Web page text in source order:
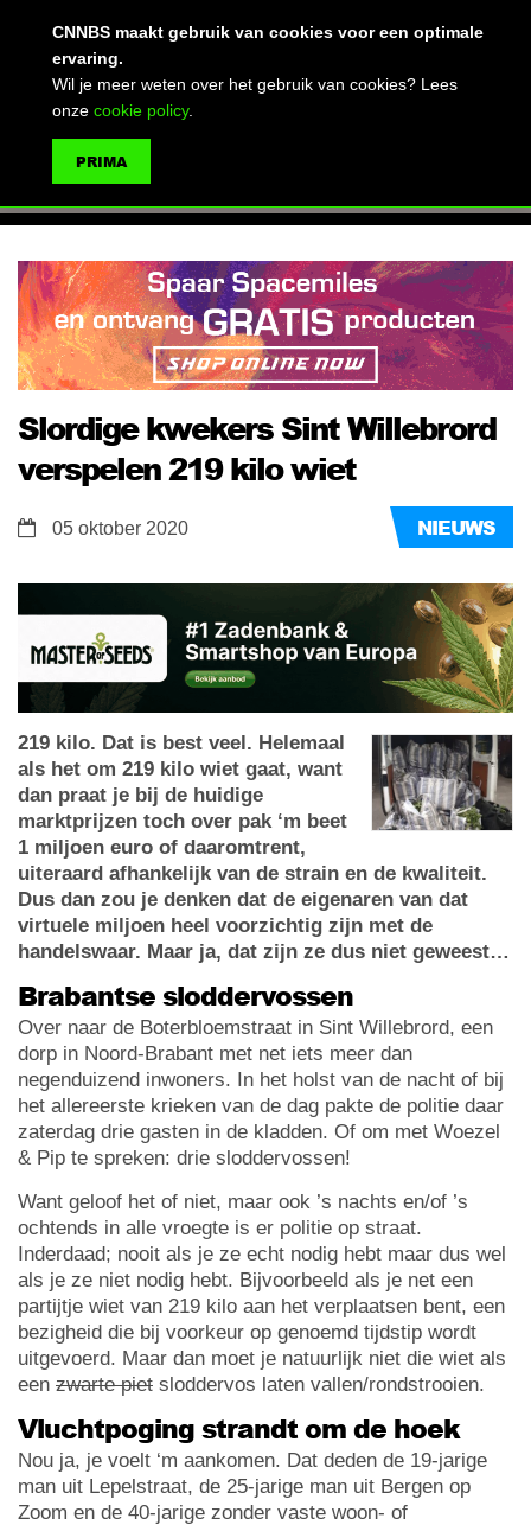
Slordige kwekers Sint Willebrord
verspelen 219 kilo wiet
NIEUWS
05 oktober 2020
219 kilo. Dat is best veel. Helemaal
als het om 219 kilo wiet gaat, want
dan praat je bij de huidige
marktprijzen toch over pak ‘m beet
1 miljoen euro of daaromtrent,
uiteraard afhankelijk van de strain en de kwaliteit.
Dus dan zou je denken dat de eigenaren van dat
virtuele miljoen heel voorzichtig zijn met de
handelswaar. Maar ja, dat zijn ze dus niet geweest…
Brabantse sloddervossen
Over naar de Boterbloemstraat in Sint Willebrord, een
dorp in Noord-Brabant met net iets meer dan
negenduizend inwoners. In het holst van de nacht of bij
het allereerste krieken van de dag pakte de politie daar
zaterdag drie gasten in de kladden. Of om met Woezel
& Pip te spreken: drie sloddervossen!
Want geloof het of niet, maar ook ’s nachts en/of ’s
ochtends in alle vroegte is er politie op straat.
Inderdaad; nooit als je ze echt nodig hebt maar dus wel
als je ze niet nodig hebt. Bijvoorbeeld als je net een
partijtje wiet van 219 kilo aan het verplaatsen bent, een
bezigheid die bij voorkeur op genoemd tijdstip wordt
uitgevoerd. Maar dan moet je natuurlijk niet die wiet als
een zwarte piet sloddervos laten vallen/rondstrooien.
Vluchtpoging strandt om de hoek
Nou ja, je voelt ‘m aankomen. Dat deden de 19-jarige
man uit Lepelstraat, de 25-jarige man uit Bergen op
Zoom en de 40-jarige zonder vaste woon- of
CNNBS maakt gebruik van cookies voor een optimale
ervaring.
Wil je meer weten over het gebruik van cookies? Lees
onze cookie policy.
PRIMA